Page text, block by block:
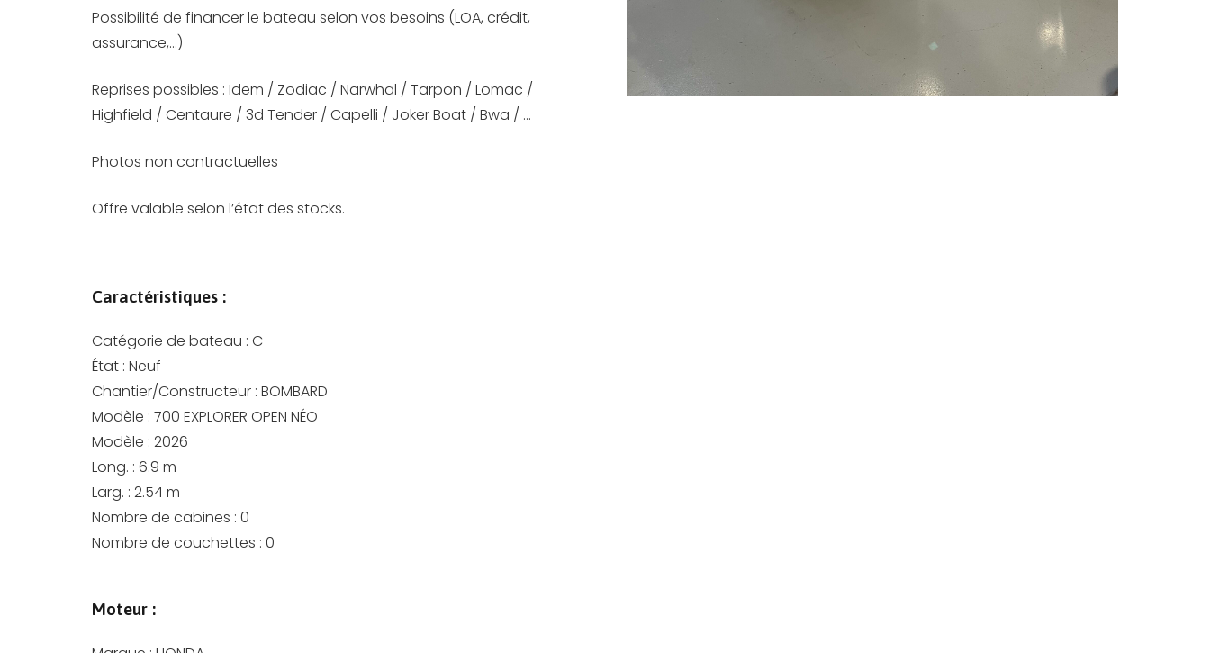
Possibilité de financer le bateau selon vos besoins (LOA, crédit,
assurance,…)
Reprises possibles : Idem / Zodiac / Narwhal / Tarpon / Lomac /
Highfield / Centaure / 3d Tender / Capelli / Joker Boat / Bwa / …
Photos non contractuelles
Offre valable selon l’état des stocks.
Caractéristiques :
Catégorie de bateau : C
État : Neuf
Chantier/Constructeur : BOMBARD
Modèle : 700 EXPLORER OPEN NÉO
Modèle : 2026
Long. : 6.9 m
Larg. : 2.54m
Nombre de cabines : 0
Nombre de couchettes : 0
Moteur :